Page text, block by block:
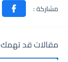
مقالات قد تهمك